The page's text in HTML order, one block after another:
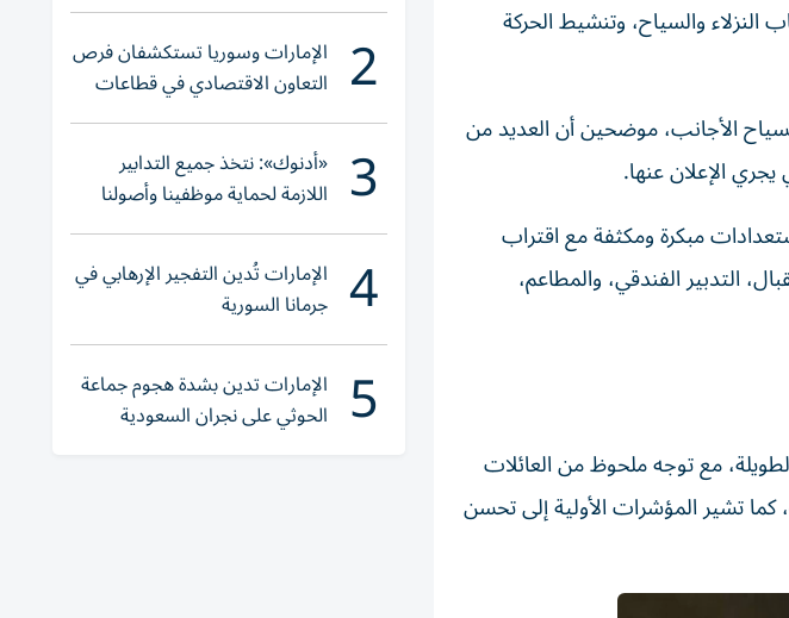
والسياح، وتنشيط الحركة
الأجانب، موضحين أن العديد من
الإعلان عنها.
مبكرة ومكثفة مع اقتراب
التدبير الفندقي، والمطاعم،
مع توجه ملحوظ من العائلات
تشير المؤشرات الأولية إلى تحسن
2 الإمارات وسوريا تستكشفان فرص
التعاون الاقتصادي في قطاعات
حيوية
3 «أدنوك»: نتخذ جميع التدابير
اللازمة لحماية موظفينا وأصولنا
وعملياتنا
4 الإمارات تُدين التفجير الإرهابي في
جرمانا السورية
5 الإمارات تدين بشدة هجوم جماعة
الحوثي على نجران السعودية